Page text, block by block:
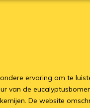
ervaring om te
van de
De website